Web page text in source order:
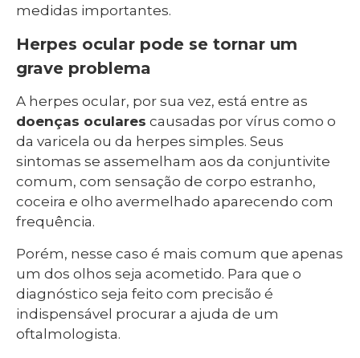
medidas importantes.
Herpes ocular pode se tornar um
grave problema
A herpes ocular, por sua vez, está entre as
doenças oculares causadas por vírus como o
da varicela ou da herpes simples. Seus
sintomas se assemelham aos da conjuntivite
comum, com sensação de corpo estranho,
coceira e olho avermelhado aparecendo com
frequência.
Porém, nesse caso é mais comum que apenas
um dos olhos seja acometido. Para que o
diagnóstico seja feito com precisão é
indispensável procurar a ajuda de um
oftalmologista.